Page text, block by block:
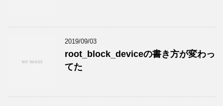
2019/09/03
root_block_deviceの書き方が変わっ
てた